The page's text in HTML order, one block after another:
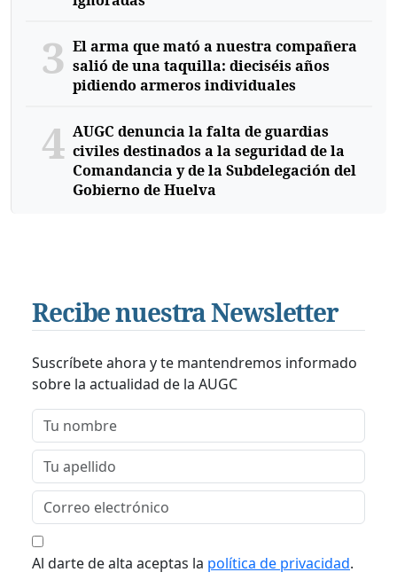
3 El arma que mató a nuestra compañera
salió de una taquilla: dieciséis años
pidiendo armeros individuales
4 AUGC denuncia la falta de guardias
civiles destinados a la seguridad de la
Comandancia y de la Subdelegación del
Gobierno de Huelva
Recibe nuestra Newsletter
Suscríbete ahora y te mantendremos informado
sobre la actualidad de la AUGC
Al darte de alta aceptas la política de privacidad.